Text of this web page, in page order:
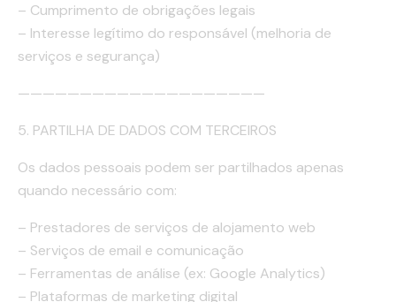
– Cumprimento de obrigações legais
– Interesse legítimo do responsável (melhoria de
serviços e segurança)
————————————————————
5. PARTILHA DE DADOS COM TERCEIROS
Os dados pessoais podem ser partilhados apenas
quando necessário com:
– Prestadores de serviços de alojamento web
– Serviços de email e comunicação
– Ferramentas de análise (ex: Google Analytics)
– Plataformas de marketing digital